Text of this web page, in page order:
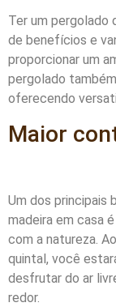
Ter um pergolado
de benefícios e
proporcionar um
pergolado
oferecendo
Maior
Um dos principais
madeira em casa
com a natureza.
quintal, você
desfrutar do ar
redor.